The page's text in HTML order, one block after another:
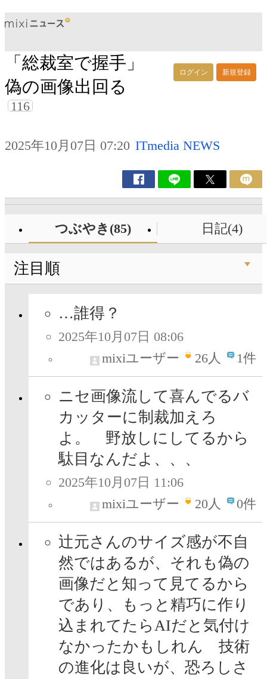
ログイン 新規登録
「総裁室で握手」
偽の画像出回る
116
2025年10月07日 07:20 ITmedia NEWS
つぶやき(85) 日記(4)
注目順
…誰得？
2025年10月07日 08:06
mixiユーザー
26人 1件
ニセ画像流して喜んでるバ
カッターに制裁加えろ
よ。 野放しにしてるから
駄目なんだよ、、、
2025年10月07日 11:06
mixiユーザー
20人 0件
辻元さんのサイズ感が不自
然ではあるが、それも偽の
画像だと知って見てるから
であり、もっと精巧に作り
込まれてたらAIだと気付け
なかったかもしれん 技術
の進化は良いが、恐ろしさ